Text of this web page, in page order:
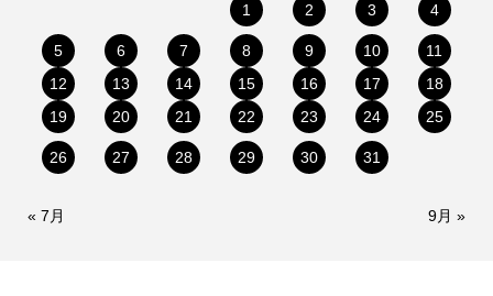
1 2 3 4
5 6 7 8 9 10
11
12
13 14 15 16 17
18
19
20 21 22 23 24 25
26 27 28 29 30 31
« 7月 9月 »